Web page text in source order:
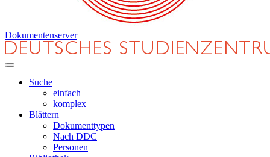
Dokumentenserver
Suche
einfach
komplex
Blättern
Dokumenttypen
Nach DDC
Personen